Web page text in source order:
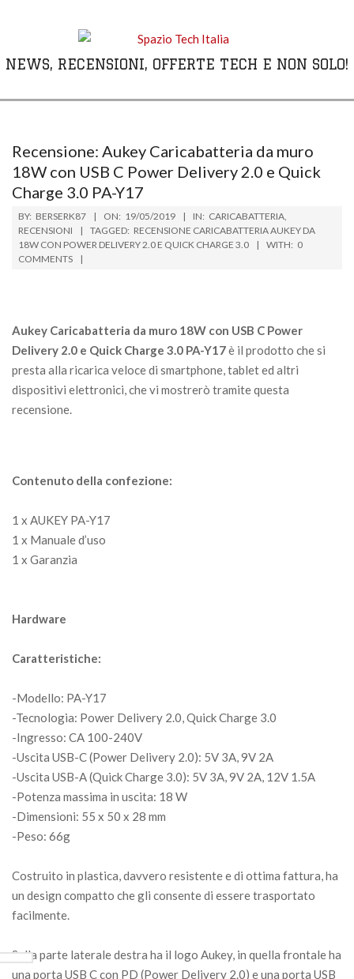
NEWS, RECENSIONI, OFFERTE TECH E NON SOLO!
MenuRecensione: Aukey Caricabatteria da muro
18W con USB C Power Delivery 2.0 e Quick
Charge 3.0 PA-Y17
BY: BERSERK87 ON: 19/05/2019 IN: CARICABATTERIA
RECENSIONI
TAGGED: RECENSIONE CARICABATTERIA AUKEY DA
18W CON POWER DELIVERY 2.0 E QUICK CHARGE 3.0
WITH: 0
COMMENTS
Aukey Caricabatteria da muro 18W con USB C Power
Delivery 2.0 e Quick Charge 3.0 PA-Y17è il prodotto che si
presta alla ricarica veloce di smartphone, tablet ed altri
dispositivi elettronici, che vi mostrerò tramite questa
recensione.
Contenuto della confezione:
1 x AUKEY PA-Y17
1 x Manuale d’uso
1 x Garanzia
Hardware
Caratteristiche:
-Modello: PA-Y17
-Tecnologia: Power Delivery 2.0, Quick Charge 3.0
-Ingresso: CA 100-240V
-Uscita USB-C (Power Delivery 2.0): 5V 3A, 9V 2A
-Uscita USB-A (Quick Charge 3.0): 5V 3A, 9V 2A, 12V 1.5A
-Potenza massima in uscita: 18 W
-Dimensioni: 55 x 50 x 28 mm
-Peso: 66g
Costruito in plastica, davvero resistente e di ottima fattura, ha
un design compatto che gli consente di essere trasportato
facilmente.
Sulla parte laterale destra ha il logo Aukey, in quella frontale ha
una porta USB C con PD (Power Delivery 2.0) e una porta USB